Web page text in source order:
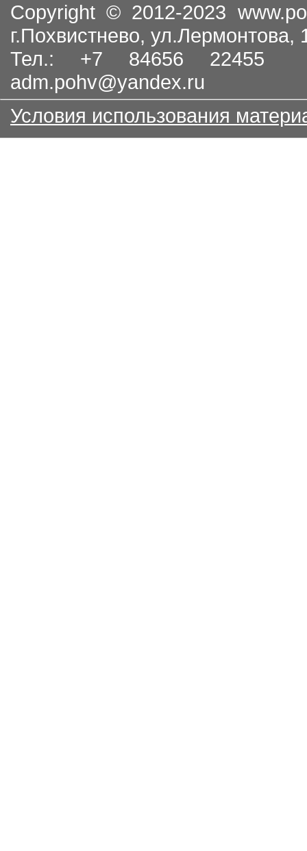
Copyright © 2012-2023
г.Похвистнево, ул.Лермонтова,
Тел.: +7 84656
adm.pohv@yandex.ru
Условия использования